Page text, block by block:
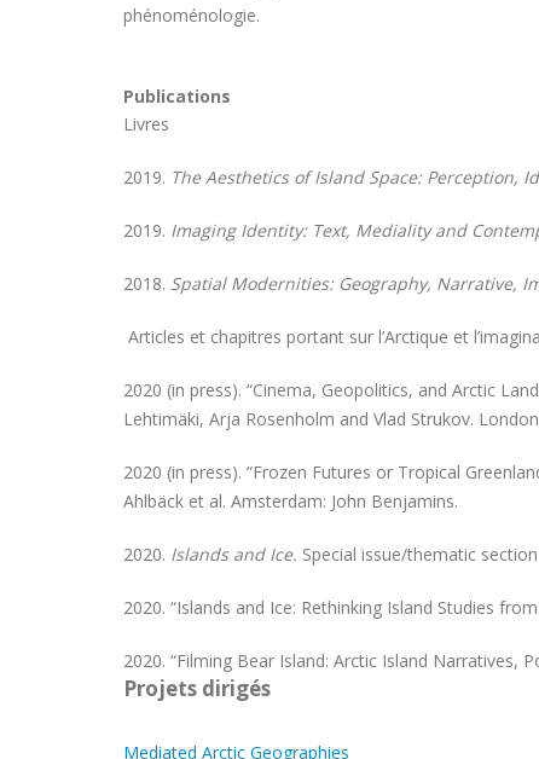
phénoménologie.
Publications
Livres
2019. The Aesthetics of Island Space: Perception,
2019. Imaging Identity: Text, Mediality and
2018. Spatial Modernities: Geography, Narrative,
Articles et chapitres portant sur l’Arctique et
2020 (in press). “Cinema, Geopolitics, and Arctic
Lehtimäki, Arja Rosenholm and Vlad Strukov.
2020 (in press). “Frozen Futures or Tropical
Ahlbäck et al. Amsterdam: John Benjamins.
2020. Islands and Ice. Special issue/thematic
2020. “Islands and Ice: Rethinking Island Studies
2020. “Filming Bear Island: Arctic Island Narratives,
Projets dirigés
Mediated Arctic Geographies